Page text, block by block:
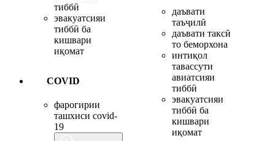
тиббӣ
эвакуатсияи
тиббӣ ба
кишвари
иқомат
COVID
фарогирии
ташхиси covid-
19
даъвати
таъҷилӣ
даъвати таксӣ
то беморхона
интиқол
тавассути
авиатсияи
тиббӣ
эвакуатсияи
тиббӣ ба
кишвари
иқомат